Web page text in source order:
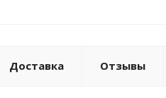
Доставка Отзывы